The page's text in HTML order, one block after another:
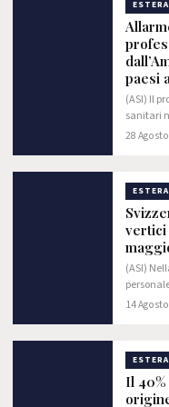
ESTERA
paesi
(ASI) Il
sanitari
28
ESTERA
vertici
(ASI)
14
ESTERA
Il